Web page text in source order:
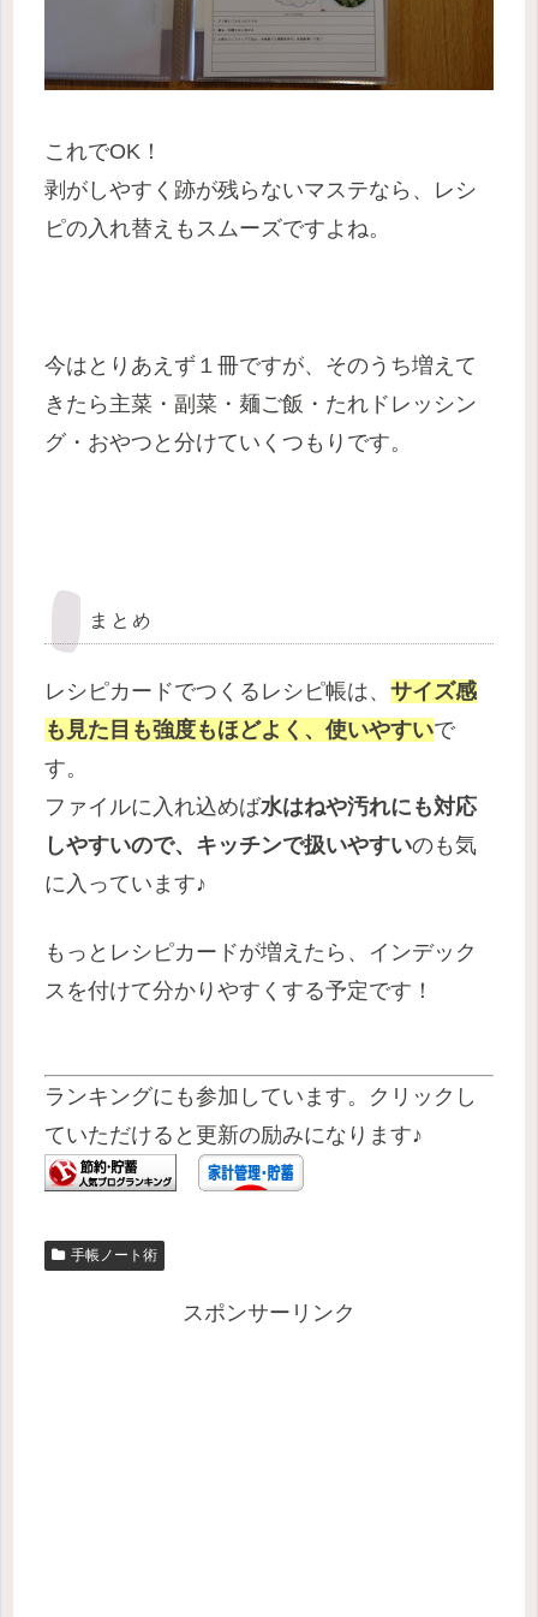
これでOK！
剥がしやすく跡が残らないマステなら、レシ
ピの入れ替えもスムーズですよね。
今はとりあえず１冊ですが、そのうち増えて
きたら主菜・副菜・麺ご飯・たれドレッシン
グ・おやつと分けていくつもりです。
まとめ
レシピカードでつくるレシピ帳は、 サイズ感
も見た目も強度もほどよく、使いやすいで
す。
ファイルに入れ込めば水はねや汚れにも対応
しやすいので、キッチンで扱いやすいのも気
に入っています♪
もっとレシピカードが増えたら、インデック
スを付けて分かりやすくする予定です！
ランキングにも参加しています。クリックし
ていただけると更新の励みになります♪
手帳ノート術
スポンサーリンク